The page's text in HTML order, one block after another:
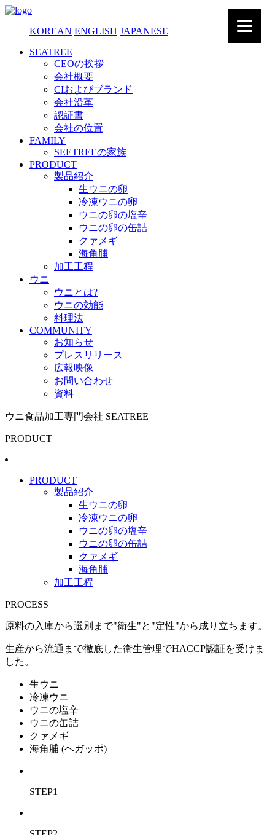
KOREAN ENGLISH JAPANESE
SEATREE
CEOの挨拶
会社概要
CIおよびブランド
会社沿革
認証書
会社の位置
FAMILY
SEETREEの家族
PRODUCT
製品紹介
生ウニの卵
冷凍ウニの卵
ウニの卵の塩辛
ウニの卵の缶詰
クァメギ
海角脯
加工工程
ウニ
ウニとは?
ウニの効能
料理法
COMMUNITY
お知らせ
プレスリリース
広報映像
お問い合わせ
資料
ウニ食品加工専門会社 SEATREE
PRODUCT
PRODUCT
製品紹介
生ウニの卵
冷凍ウニの卵
ウニの卵の塩辛
ウニの卵の缶詰
クァメギ
海角脯
加工工程
PROCESS
原料の入庫から選別まで"衛生"と"定性"から成り立ちます。
生産から流通まで徹底した衛生管理でHACCP認証を受けま
した。
生ウニ
冷凍ウニ
ウニの塩辛
ウニの缶詰
クァメギ
海角脯 (ヘガッポ)
STEP1